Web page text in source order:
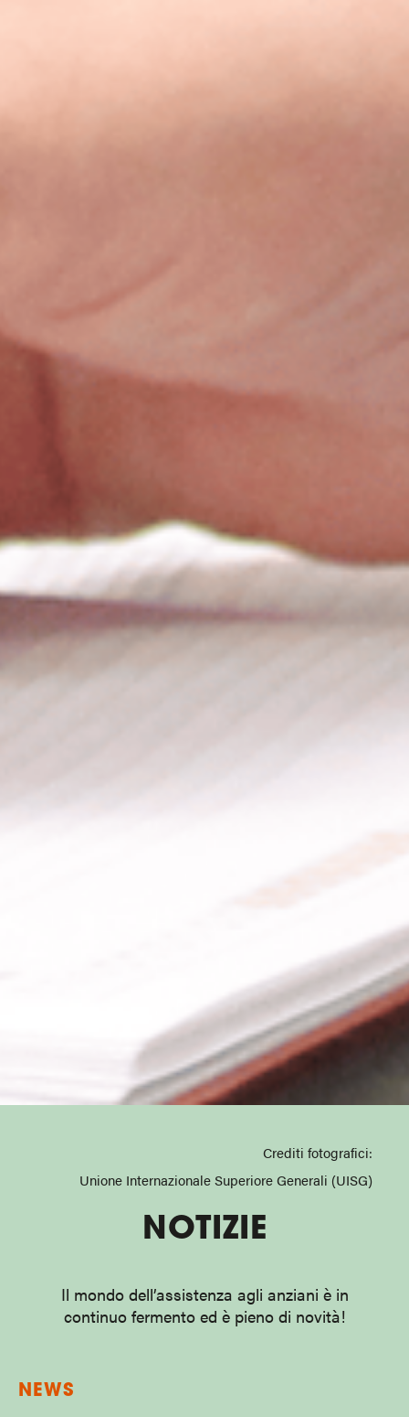
Crediti fotografici:
Unione Internazionale Superiore Generali (UISG)
NOTIZIE
Il mondo dell’assistenza agli anziani è in
continuo fermento ed è pieno di novità!
NEWS